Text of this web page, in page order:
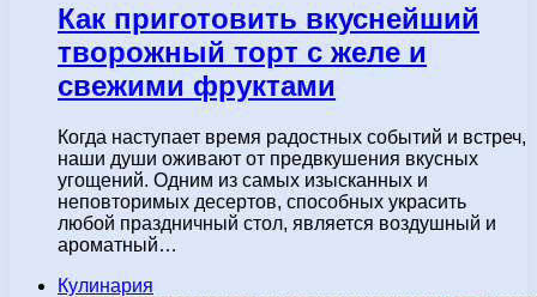
Как приготовить вкуснейший
творожный торт с желе и
свежими фруктами
Когда наступает время радостных событий и встреч,
наши души оживают от предвкушения вкусных
угощений. Одним из самых изысканных и
неповторимых десертов, способных украсить
любой праздничный стол, является воздушный и
ароматный…
Кулинария